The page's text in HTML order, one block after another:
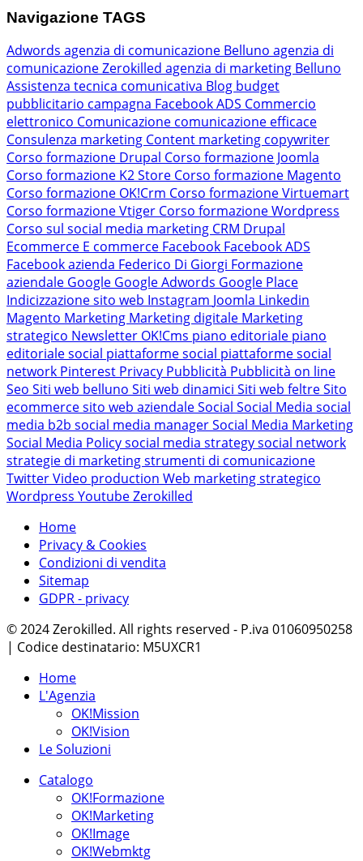
Navigazione TAGS
Adwords agenzia di comunicazione Belluno agenzia di
comunicazione Zerokilled agenzia di marketing Belluno
Assistenza tecnica comunicativa Blog budget
pubblicitario campagna Facebook ADS Commercio
elettronico Comunicazione comunicazione efficace
Consulenza marketing Content marketing copywriter
Corso formazione Drupal Corso formazione Joomla
Corso formazione K2 Store Corso formazione Magento
Corso formazione OK!Crm Corso formazione Virtuemart
Corso formazione Vtiger Corso formazione Wordpress
Corso sul social media marketing CRM Drupal
Ecommerce E commerce Facebook Facebook ADS
Facebook azienda Federico Di Giorgi Formazione
aziendale Google Google Adwords Google Place
Indicizzazione sito web Instagram Joomla Linkedin
Magento Marketing Marketing digitale Marketing
strategico Newsletter OK!Cms piano editoriale piano
editoriale social piattaforme social piattaforme social
network Pinterest Privacy Pubblicità Pubblicità on line
Seo Siti web belluno Siti web dinamici Siti web feltreSito
ecommercesito web aziendaleSocial Social Media social
media b2b social media managerSocial Media Marketing
Social Media Policysocial media strategysocial network
strategie di marketingstrumenti di comunicazione
TwitterVideo production Web marketing strategico
Wordpress YoutubeZerokilled
Home
Privacy & Cookies
Condizioni di vendita
Sitemap
GDPR - privacy
© 2024 Zerokilled. All rights reserved - P.iva 01060950258
| Codice destinatario: M5UXCR1
Home
L'Agenzia
OK!Mission
OK!Vision
Le Soluzioni
Catalogo
OK!Formazione
OK!Marketing
OK!Image
OK!Webmktg